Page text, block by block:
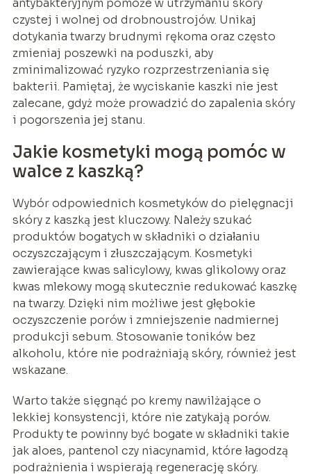
czystej i wolnej od drobnoustrojów. Unikaj
dotykania twarzy brudnymi rękoma oraz często
zmieniaj poszewki na poduszki, aby
zminimalizować ryzyko rozprzestrzeniania się
bakterii. Pamiętaj, że wyciskanie kaszki nie jest
zalecane, gdyż może prowadzić do zapalenia skóry
i pogorszenia jej stanu.
Jakie kosmetyki mogą pomóc w
walce z kaszką?
Wybór odpowiednich kosmetyków do pielęgnacji
skóry z kaszką jest kluczowy. Należy szukać
produktów bogatych w składniki o działaniu
oczyszczającym i złuszczającym. Kosmetyki
zawierające kwas salicylowy, kwas glikolowy oraz
kwas mlekowy mogą skutecznie redukować kaszkę
na twarzy. Dzięki nim możliwe jest głębokie
oczyszczenie porów i zmniejszenie nadmiernej
produkcji sebum. Stosowanie toników bez
alkoholu, które nie podrażniają skóry, również jest
wskazane.
Warto także sięgnąć po kremy nawilżające o
lekkiej konsystencji, które nie zatykają porów.
Produkty te powinny być bogate w składniki takie
jak aloes, pantenol czy niacynamid, które łagodzą
podrażnienia i wspierają regenerację skóry.